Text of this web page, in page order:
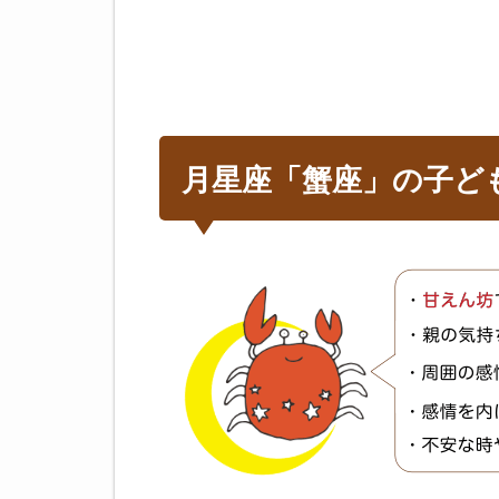
月星座「蟹座」の子ど